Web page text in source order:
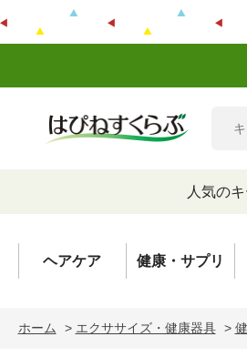
人気の
ヘアケア 健康・サプリ
ホーム > エクササイズ・健康器具 >